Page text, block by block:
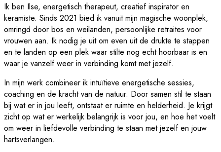
Ik ben Ilse, energetisch therapeut, creatief inspirator en
keramiste. Sinds 2021 bied ik vanuit mijn magische woonplek,
omringd door bos en weilanden, persoonlijke retraites voor
vrouwen aan. Ik nodig je uit om even uit de drukte te stappen
en te landen op een plek waar stilte nog echt hoorbaar is en
waar je vanzelf weer in verbinding komt met jezelf.
In mijn werk combineer ik intuïtieve energetische sessies,
coaching en de kracht van de natuur. Door samen stil te staan
bij wat er in jou leeft, ontstaat er ruimte en helderheid. Je krijgt
zicht op wat er werkelijk belangrijk is voor jou, en hoe het voelt
om weer in liefdevolle verbinding te staan met jezelf en jouw
hartsverlangen.